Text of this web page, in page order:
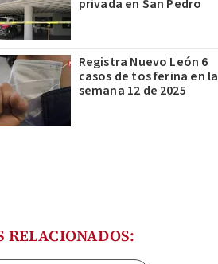
privada en San Pedro
Registra Nuevo León 6
casos de tos ferina en la
semana 12 de 2025
RELACIONADOS: